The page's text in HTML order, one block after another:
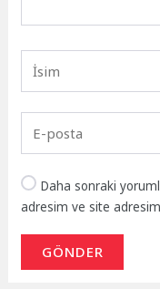
Daha sonraki
adresim ve site
GÖNDER